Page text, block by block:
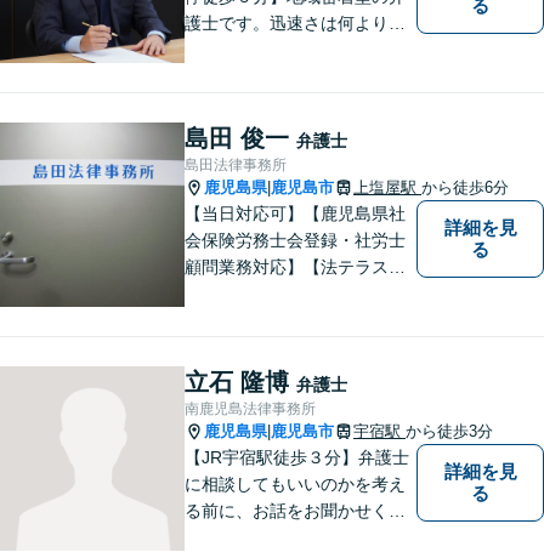
護士です。迅速さは何よりの
る
島田 俊一 弁護士
島田法律事務所
鹿児島県| 鹿児島市 上塩屋駅 から徒歩6分
【当日対応可】【鹿児島県社
会保険労務士会登録・社労士
顧問業務対応】【法テラス対
詳細を見
る
立石 隆博 弁護士
南鹿児島法律事務所
鹿児島県| 鹿児島市 宇宿駅 から徒歩3分
【JR宇宿駅徒歩３分】弁護士
に相談してもいいのかを考え
る前に、お話をお聞かせくだ
詳細を見
る